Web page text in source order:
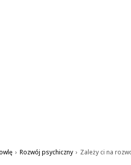
› Rozwój psychiczny › Zależy ci na